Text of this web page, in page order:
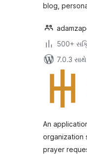
blog,
500+
7.0.3
An
organization
prayer